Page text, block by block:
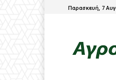
Παρασκευή, 7